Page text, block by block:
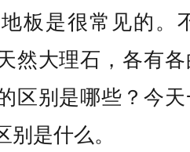
板是很常见的。
然大理石，各有
区别是哪些？今
别是什么。